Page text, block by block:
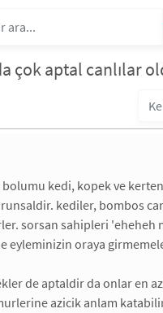
çok aptal canlılar
kedi, kopek ve
kediler, bombos
sorsan sahipleri 'eheheh
eyleminizin oraya
de aptaldir da onlar en
azicik anlam